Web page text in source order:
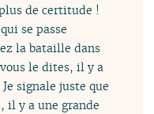
de certitude !
se passe
la bataille dans
le dites, il y a
signale juste que
il y a une grande